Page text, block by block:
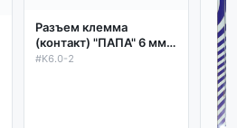
Разъем клемма
(контакт) "ПАПА" 6 мм с
частичной изоляцией
#K6.0-2